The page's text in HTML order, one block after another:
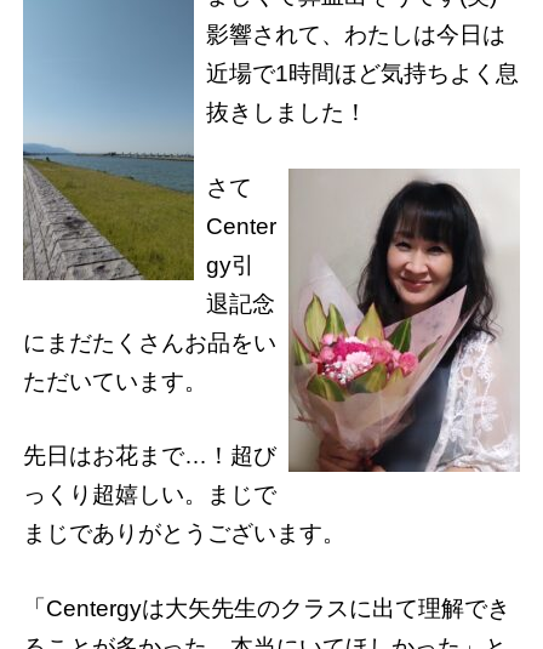
影響されて、わたしは今日は
近場で1時間ほど気持ちよく息
抜きしました！
さて
Center
gy引
退記念
にまだたくさんお品をい
ただいています。
先日はお花まで…！超び
っくり超嬉しい。まじで
まじでありがとうございます。
「Centergyは大矢先生のクラスに出て理解でき